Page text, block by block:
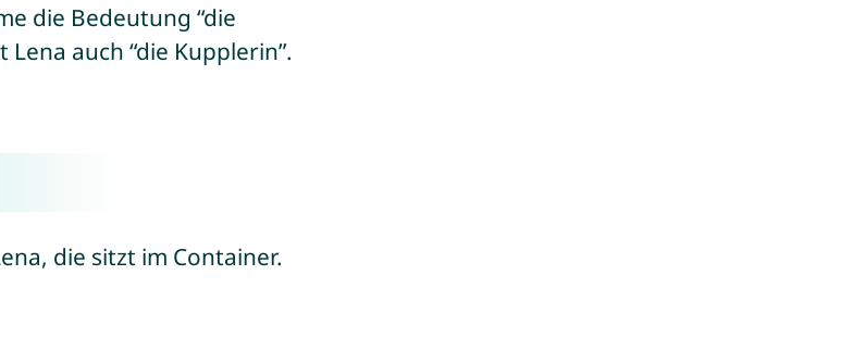
die Bedeutung “die
auch “die Kupplerin”.
die sitzt im Container.